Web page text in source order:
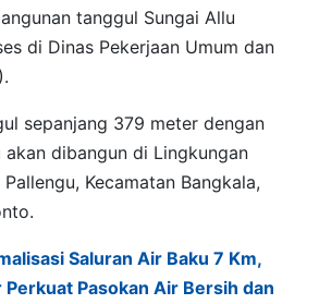
tanggul Sungai Allu
di Dinas Pekerjaan Umum dan
sepanjang 379 meter dengan
dibangun di Lingkungan
Kecamatan Bangkala,
Saluran Air Baku 7 Km,
Perkuat Pasokan Air Bersih dan